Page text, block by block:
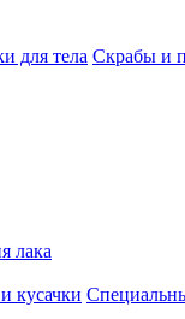
для тела Скрабы и
лака
кусачки